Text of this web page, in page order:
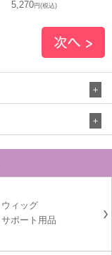
5,270円(税込)
ウィッグ
サポート用品